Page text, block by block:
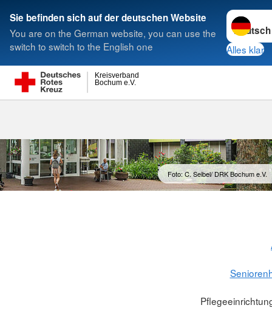
Sie befinden sich auf der deutschen Website
You are on the German website, you can use the
switch to switch to the English one
Sprache
Alles klar
Bochum e.V.
Kreisverband
Suche
Foto: C. Seibel/ DRK Bochum e.V.